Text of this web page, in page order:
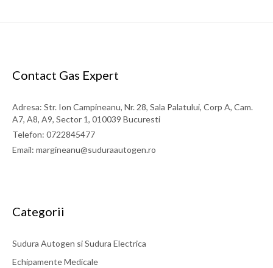
Contact Gas Expert
Adresa: Str. Ion Campineanu, Nr. 28, Sala Palatului, Corp A, Cam.
A7, A8, A9, Sector 1, 010039 Bucuresti
Telefon: 0722845477
Email: margineanu@suduraautogen.ro
Categorii
Sudura Autogen si Sudura Electrica
Echipamente Medicale